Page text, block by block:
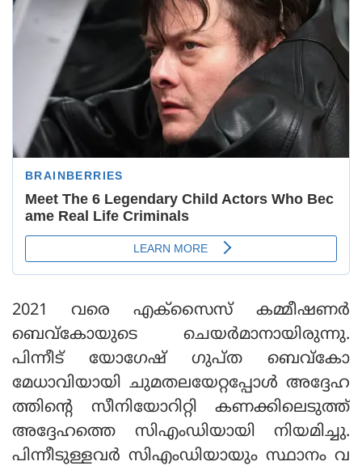
2021 വരെ എക്സൈസ് കമ്മീഷണര്‍
ബെവ്കോയുടെ ചെയര്‍മാനായിരുന്നു.
പിന്നീട് യോഗേഷ് ഗുപ്ത ബെവ്കോ
മേധാവിയായി ചുമതലയേറ്റപ്പോള്‍ അദ്ദേഹ
ത്തിന്റെ സീനിയോറിറ്റി കണക്കിലെടുത്ത്
അദ്ദേഹത്തെ സിഎംഡിയായി നിയമിച്ചു.
പിന്നീടുള്ളവര്‍ സിഎംഡിയായും സ്ഥാനം വ